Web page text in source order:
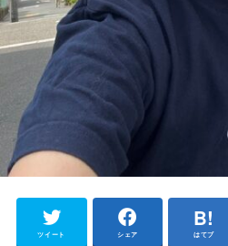
ツイート シェア はてブ